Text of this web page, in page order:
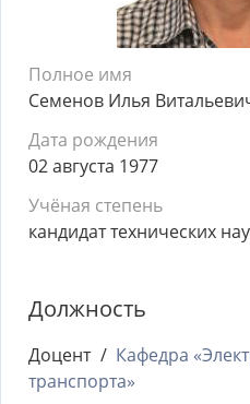
Полное имя
Семенов Илья
Дата рождения
02 августа 1977
Учёная степень
кандидат технических
Должность
Доцент
Кафедра
транспорта»